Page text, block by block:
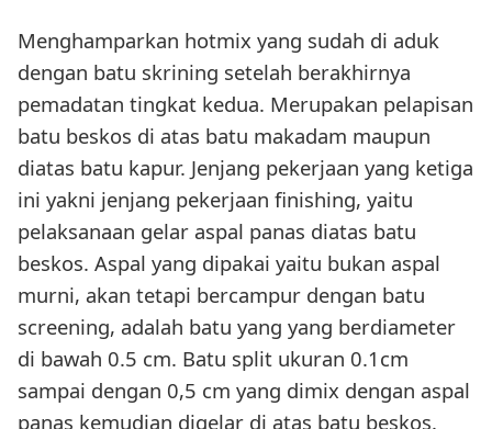
Menghamparkan hotmix yang sudah di aduk
dengan batu skrining setelah berakhirnya
pemadatan tingkat kedua. Merupakan pelapisan
batu beskos di atas batu makadam maupun
diatas batu kapur. Jenjang pekerjaan yang ketiga
ini yakni jenjang pekerjaan finishing, yaitu
pelaksanaan gelar aspal panas diatas batu
beskos. Aspal yang dipakai yaitu bukan aspal
murni, akan tetapi bercampur dengan batu
screening, adalah batu yang yang berdiameter
di bawah 0.5 cm. Batu split ukuran 0.1cm
sampai dengan 0,5 cm yang dimix dengan aspal
panas kemudian digelar di atas batu beskos.